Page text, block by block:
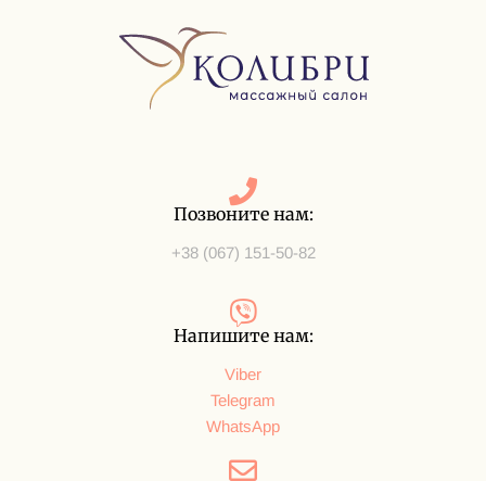
Позвоните нам:
+38 (067) 151-50-82
Напишите нам:
Viber
Telegram
WhatsApp